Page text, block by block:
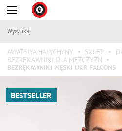
AVIATSIYA HALYCHYNY SKLEP
BEZRĘKAWNIKI DLA MĘŻCZYZN
BEZRĘKAWNIKI MĘSKI UKR FALCONS
BESTSELLER